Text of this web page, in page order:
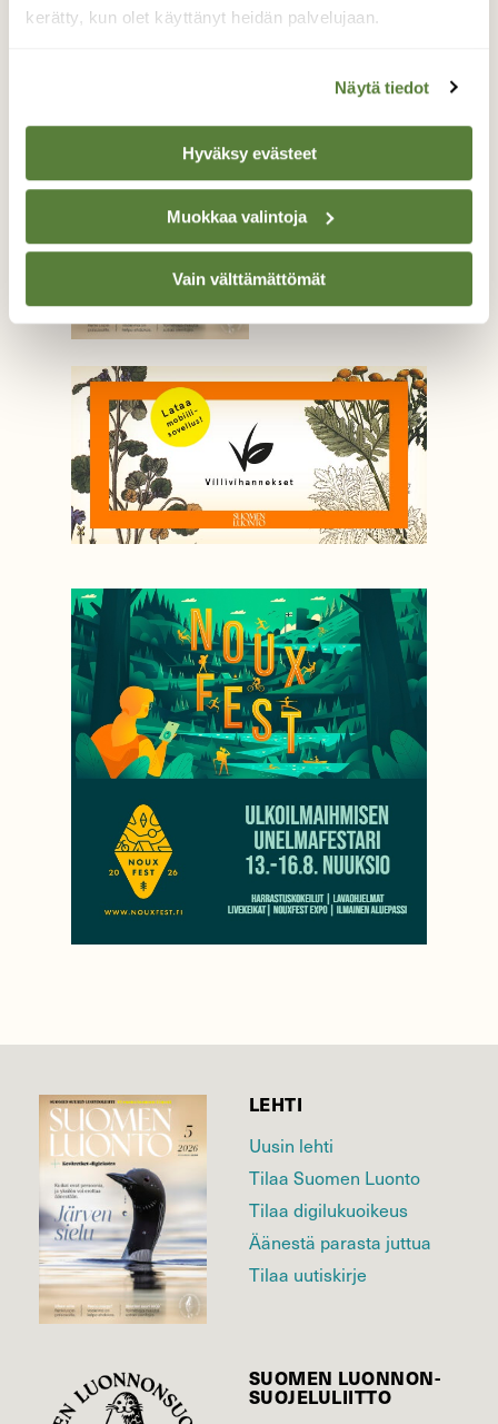
kerätty, kun olet käyttänyt heidän palvelujaan.
Näytä tiedot
Hyväksy evästeet
Muokkaa valintoja
Vain välttämättömät
UUSIN NUMERO
5/26
LEHTI
Uusin lehti
Tilaa Suomen Luonto
Tilaa digilukuoikeus
Äänestä parasta juttua
Tilaa uutiskirje
SUOMEN LUONNON­
SUOJELU­LIITTO